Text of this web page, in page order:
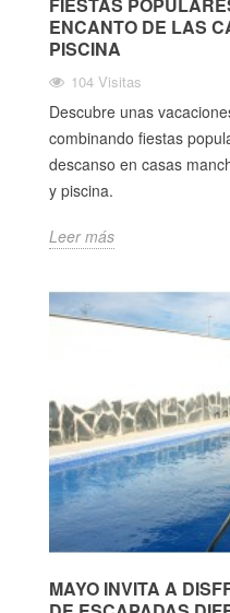
FIESTAS
ENCANTO DE LAS
PISCINA
104 Visitas
Descubre unas
combinando fiestas
descanso en casas
y piscina.
Leer más
MAYO INVITA A